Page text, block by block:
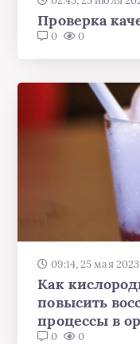
Проверка
0 0
09:14, 25 мая 2023
Как
повысить
процессы в
0 0